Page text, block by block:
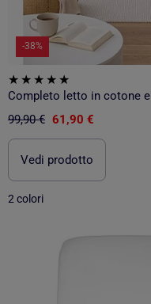
-38%
99,90 € 61,90 €
Vedi prodotto
2 colori